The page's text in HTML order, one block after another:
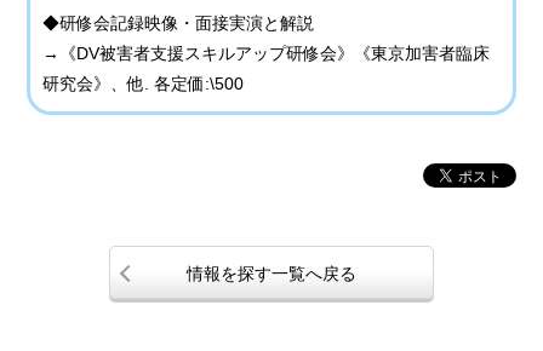
◆研修会記録映像・面接実演と解説
→《DV被害者支援スキルアップ研修会》《東京加害者臨床
研究会》、他. 各定価:\500
情報を探す一覧へ戻る